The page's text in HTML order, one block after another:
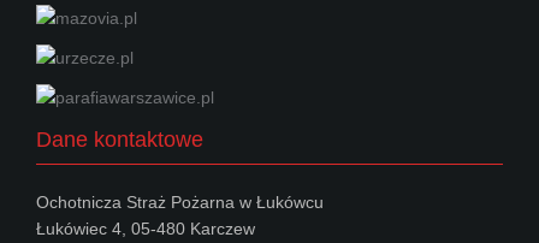
Dane kontaktowe
Ochotnicza Straż Pożarna w Łukówcu
Łukówiec 4, 05-480 Karczew